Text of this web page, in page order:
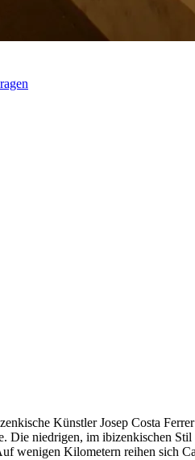
Künstler Josep Costa
niedrigen, im ibizenkischen
Kilometern reihen sich